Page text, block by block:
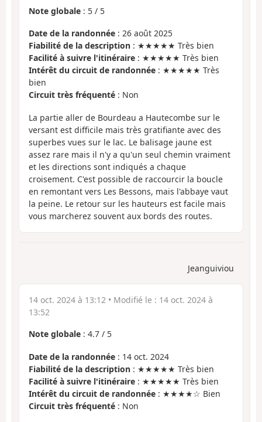
Note globale : 5 / 5
Date de la randonnée : 26 août 2025
Fiabilité de la description : ★★★★★ Très bien
Facilité à suivre l'itinéraire : ★★★★★ Très bien
Intérêt du circuit de randonnée : ★★★★★ Très
bien
Circuit très fréquenté : Non
La partie aller de Bourdeau a Hautecombe sur le
versant est difficile mais très gratifiante avec des
superbes vues sur le lac. Le balisage jaune est
assez rare mais il n'y a qu'un seul chemin vraiment
et les directions sont indiqués a chaque
croisement. C'est possible de raccourcir la boucle
en remontant vers Les Bessons, mais l'abbaye vaut
la peine. Le retour sur les hauteurs est facile mais
vous marcherez souvent aux bords des routes.
Jeanguiviou
14 oct. 2024 à 13:12 • Modifié le : 14 oct. 2024 à
13:52
Note globale : 4.7 / 5
Date de la randonnée : 14 oct. 2024
Fiabilité de la description : ★★★★★ Très bien
Facilité à suivre l'itinéraire : ★★★★★ Très bien
Intérêt du circuit de randonnée : ★★★★☆ Bien
Circuit très fréquenté : Non